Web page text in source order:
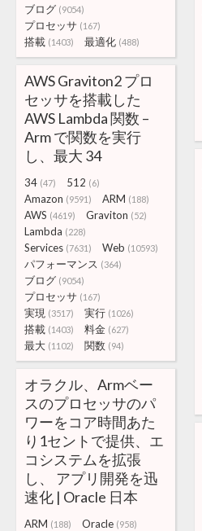
ブログ (9054)
プロセッサ (167)
搭載 (1403) 最適化 (488)
AWS Graviton2 プロ
セッサを搭載した
AWS Lambda 関数 –
Arm で関数を実行
し、最大 34
34 (47) 512 (6)
Amazon (9591) ARM (188)
AWS (4619) Graviton (52)
Lambda (228)
Services (7631) Web (10593)
パフォーマンス (364)
ブログ (9054)
プロセッサ (167)
実現 (3517) 実行 (1026)
搭載 (1403) 料金 (627)
最大 (1102) 関数 (94)
オラクル、Armベー
スのプロセッサのパ
ワーをコア時間あた
り1セントで提供、エ
コシステムを拡張
し、 アプリ開発を迅
速化 | Oracle 日本
ARM (188) Oracle (958)